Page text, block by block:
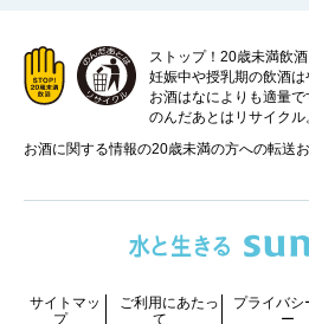
ストップ！20歳未満飲酒
妊娠中や授乳期の飲酒は
お酒はなによりも適量で
のんだあとはリサイクル
お酒に関する情報の20歳未満の方への転送
サイトマッ
プ
ご利用にあたっ
て
プライバシ
ー